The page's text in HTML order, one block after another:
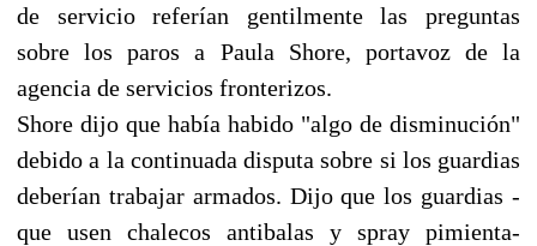
de servicio referían gentilmente las preguntas
sobre los paros a Paula Shore, portavoz de la
agencia de servicios fronterizos.
Shore dijo que había habido "algo de disminución"
debido a la continuada disputa sobre si los guardias
deberían trabajar armados. Dijo que los guardias -
que usen chalecos antibalas y spray pimienta-